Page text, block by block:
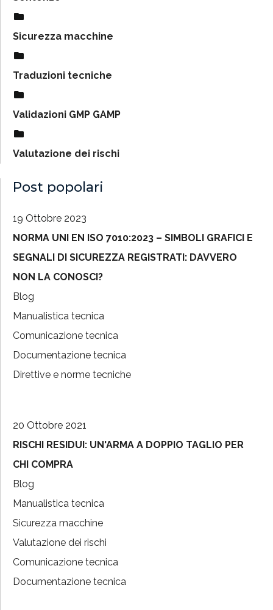
Sicurezza macchine
Traduzioni tecniche
Validazioni GMP GAMP
Valutazione dei rischi
Post popolari
19 Ottobre 2023
NORMA UNI EN ISO 7010:2023 – SIMBOLI GRAFICI E
SEGNALI DI SICUREZZA REGISTRATI: DAVVERO
NON LA CONOSCI?
Blog
Manualistica tecnica
Comunicazione tecnica
Documentazione tecnica
Direttive e norme tecniche
20 Ottobre 2021
RISCHI RESIDUI: UN'ARMA A DOPPIO TAGLIO PER
CHI COMPRA
Blog
Manualistica tecnica
Sicurezza macchine
Valutazione dei rischi
Comunicazione tecnica
Documentazione tecnica